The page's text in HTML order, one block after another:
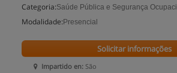
Categoria:Saúde Pública e Segurança
Modalidade: Presencial
Impartido en: São
Solicitar informações